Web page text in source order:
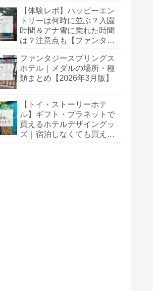
【体験レポ】ハッピーエン
トリーは何時に並ぶ？入園
時間＆アナ雪に乗れた時間
は？注意点も【ファンタジ
ファンタジースプリングス
ホテル｜メダルの場所・種
類まとめ【2026年3月版】
【トイ・ストーリーホテ
ル】ギフト・プラネットで
買えるホテルデザイングッ
ズ｜宿泊しなくても買え